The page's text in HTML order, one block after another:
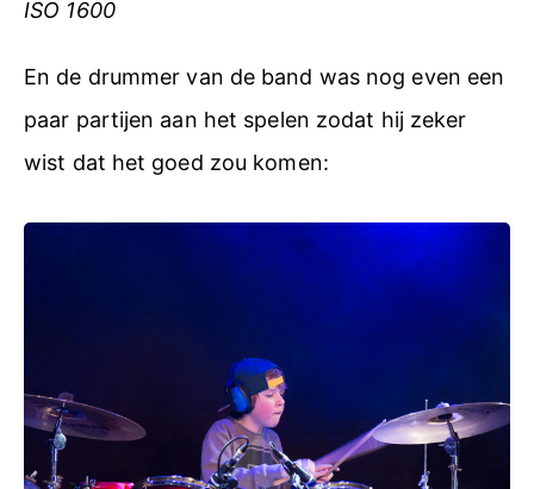
ISO 1600
En de drummer van de band was nog even een
paar partijen aan het spelen zodat hij zeker
wist dat het goed zou komen: